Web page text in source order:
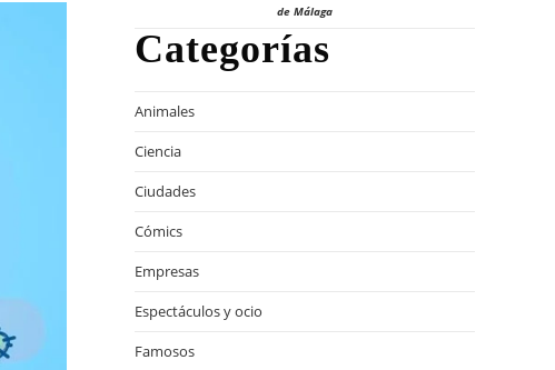
de Málaga
Categorías
Animales
Ciencia
Ciudades
Cómics
Empresas
Espectáculos y ocio
Famosos